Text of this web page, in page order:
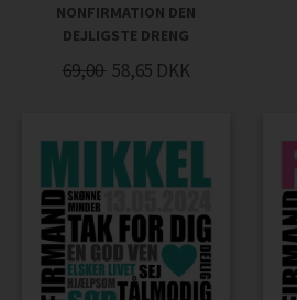
NONFIRMATION DEN
DEJLIGSTE DRENG
69,00 58,65 DKK